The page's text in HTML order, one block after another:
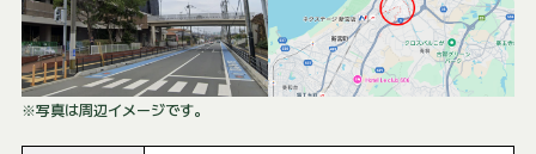
※写真は周辺イメージです。